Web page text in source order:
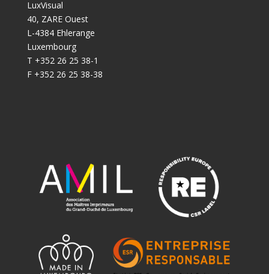
LuxVisual
40, ZARE Ouest
L-4384 Ehlerange
Luxembourg
T +352 26 25 38-1
F +352 26 25 38-38